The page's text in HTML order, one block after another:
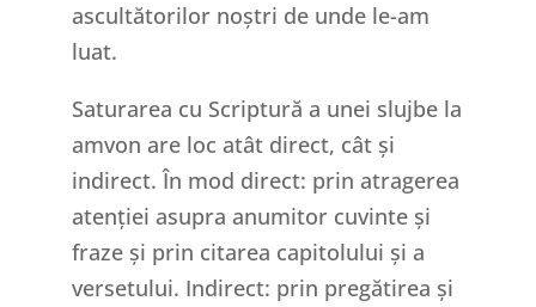
ascultătorilor noștri de unde le-am
luat.
Saturarea cu Scriptură a unei slujbe la
amvon are loc atât direct, cât și
indirect. În mod direct: prin atragerea
atenției asupra anumitor cuvinte și
fraze și prin citarea capitolului și a
versetului. Indirect: prin pregătirea și